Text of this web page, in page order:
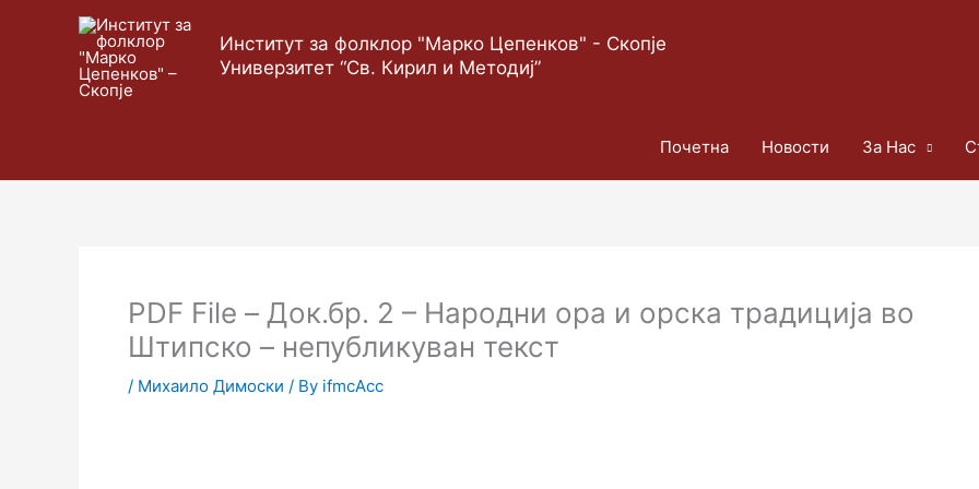
Институт за фолклор "Марко Цепенков" - Скопје
Универзитет “Св. Кирил и Методиј”
Почетна Новости За Нас
PDF File – Док.бр. 2 – Народни ора и орска традиција во
Штипско – непубликуван текст
/ Михаило Димоски / By ifmcAcc